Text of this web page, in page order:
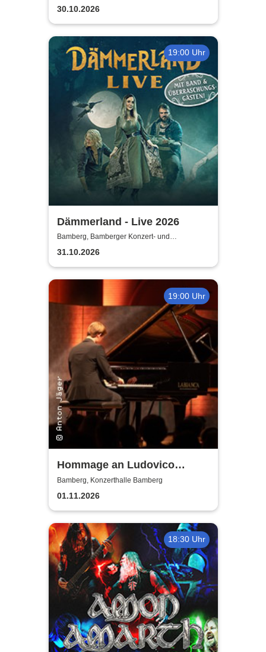
Kongresshalle
30.10.2026
19:00 Uhr
Dämmerland - Live 2026
Bamberg, Bamberger Konzert- und
Kongresshalle
31.10.2026
19:00 Uhr
Hommage an Ludovico
Einaudi von Jonah Stabe
Bamberg, Konzerthalle Bamberg
01.11.2026
18:30 Uhr